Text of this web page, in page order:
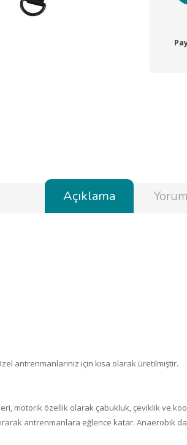
Açıklama
antrenmanlarınız için kısa olarak üretilmiştir.
motorik özellik olarak çabukluk, çeviklik ve
antrenmanlara eğlence katar. Anaerobik